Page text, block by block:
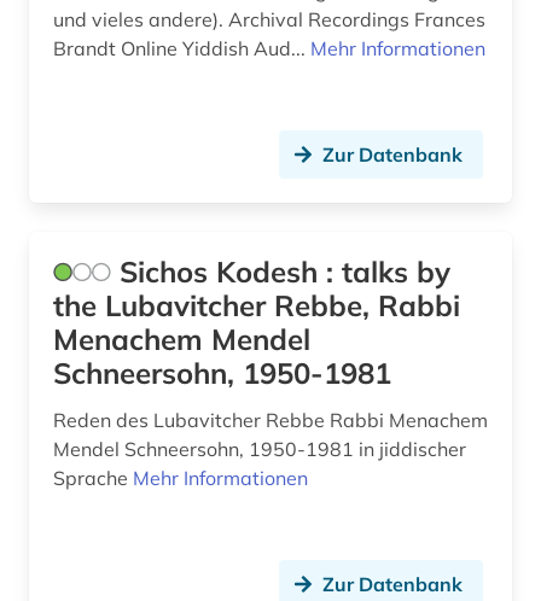
judaistik (54)
jüdische geschichte (2)
jüdische kunst (1)
jüdische philosophie (1)
jüdische presse (1)
jüdische studien (3)
Ostasien (1)
Portugal (1)
Rheinland-Pfalz (1)
Roemisches Reich (1)
Rumänien (1)
Russland, Sowjetunion (1)
und vieles andere). Archival Recordings Frances
Brandt Online Yiddish Aud... Mehr Informationen
Zur Datenbank
Sichos Kodesh : talks by
the Lubavitcher Rebbe, Rabbi
Menachem Mendel
Schneersohn, 1950-1981
Reden des Lubavitcher Rebbe Rabbi Menachem
Mendel Schneersohn, 1950-1981 in jiddischer
Sprache Mehr Informationen
Zur Datenbank